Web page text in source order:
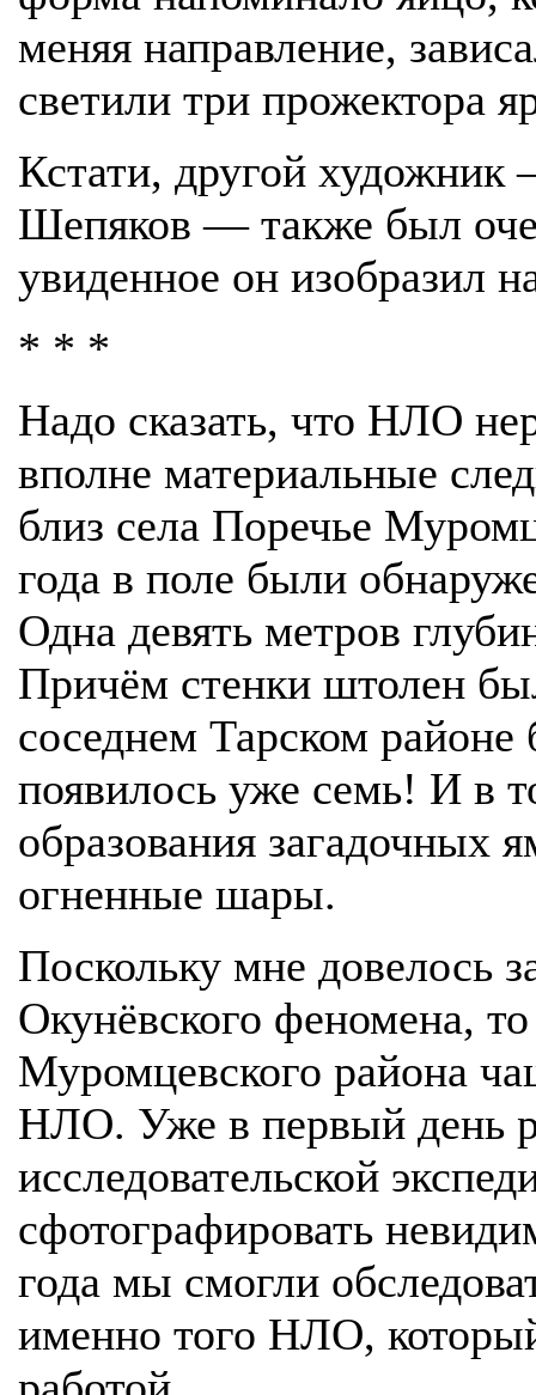
меняя направление,
светили три прожектора
Кстати, другой
Шепяков — также был
увиденное он изобразил
* * *
Надо сказать, что НЛО
вполне материальные
близ села Поречье
года в поле были
Одна девять метров
Причём стенки штолен
соседнем Тарском районе
появилось уже семь! И в
образования загадочных
огненные шары.
Поскольку мне довелось
Окунёвского феномена,
Муромцевского района
НЛО. Уже в первый день
исследовательской
сфотографировать
года мы смогли
именно того НЛО,